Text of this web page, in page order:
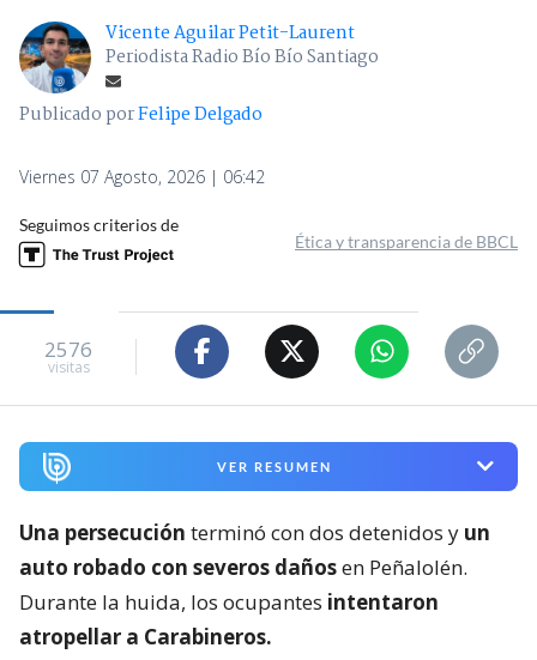
Vicente Aguilar Petit-Laurent
Periodista Radio Bío Bío Santiago
Publicado porFelipe Delgado
Viernes 07 Agosto, 2026 | 06:42
Seguimos criterios de
Ética y transparencia de BBCL
2576
visitas
VER RESUMEN
Una persecución terminó con dos detenidos y un
auto robado con severos dañosen Peñalolén.
Durante la huida, los ocupantes intentaron
atropellar a Carabineros.